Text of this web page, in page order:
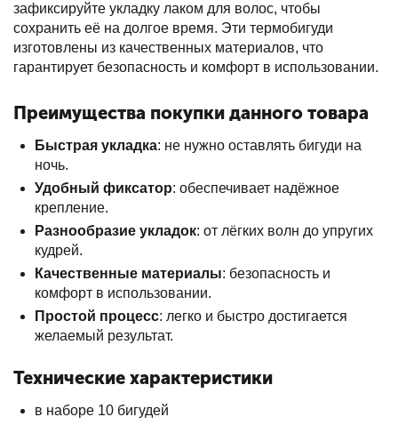
зафиксируйте укладку лаком для волос, чтобы
сохранить её на долгое время. Эти термобигуди
изготовлены из качественных материалов, что
гарантирует безопасность и комфорт в использовании.
Преимущества покупки данного товара
Быстрая укладка: не нужно оставлять бигуди на
ночь.
Удобный фиксатор: обеспечивает надёжное
крепление.
Разнообразие укладок: от лёгких волн до упругих
кудрей.
Качественные материалы: безопасность и
комфорт в использовании.
Простой процесс: легко и быстро достигается
желаемый результат.
Технические характеристики
в наборе 10 бигудей